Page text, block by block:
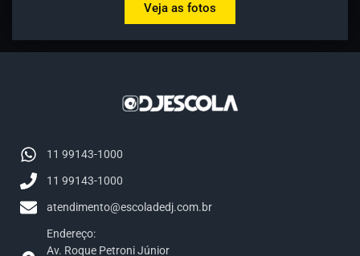
Veja as fotos
11 99143-1000
11 99143-1000
atendimento@escoladedj.com.br
Endereço:
Av. Roque Petroni Júnior